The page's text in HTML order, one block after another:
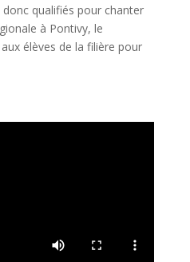
qualifiés pour chanter
à Pontivy, le
élèves de la filière pour